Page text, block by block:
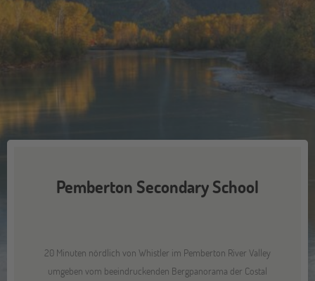
Pemberton Secondary School
20 Minuten nördlich von Whistler im Pemberton River Valley
umgeben vom beeindruckenden Bergpanorama der Costal